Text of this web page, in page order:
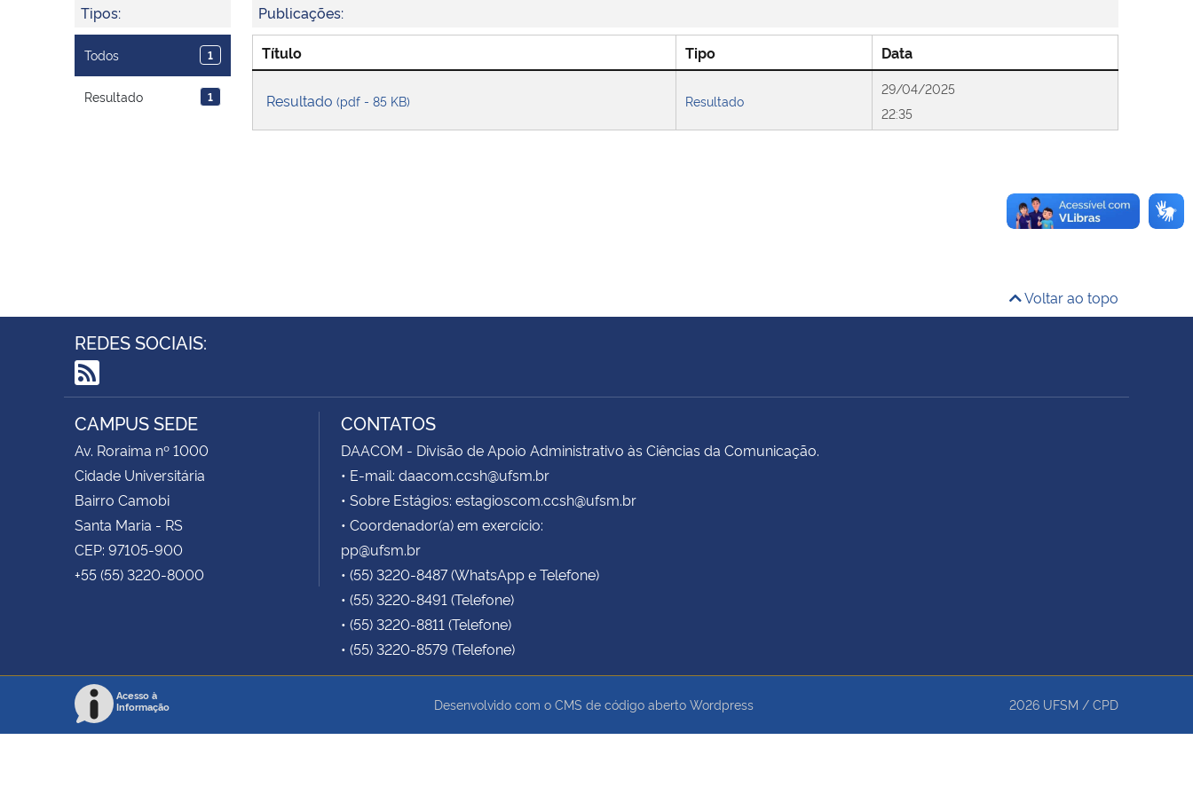
Tipos:
Todos 1
Resultado 1
Publicações:
Título Tipo Data
Resultado (pdf - 85 KB) Resultado
29/04/2025
22:35
Voltar ao topo
REDES SOCIAIS:
RSS
CAMPUS SEDE
Av. Roraima nº 1000
Cidade Universitária
Bairro Camobi
Santa Maria - RS
CEP: 97105-900
+55 (55) 3220-8000
CONTATOS
DAACOM - Divisão de Apoio Administrativo às Ciências da Comunicação.
• E-mail: daacom.ccsh@ufsm.br
• Sobre Estágios: estagioscom.ccsh@ufsm.br
• Coordenador(a) em exercício:
pp@ufsm.br
• (55) 3220-8487 (WhatsApp e Telefone)
• (55) 3220-8491 (Telefone)
• (55) 3220-8811 (Telefone)
• (55) 3220-8579 (Telefone)
Acesso à
Informação
Desenvolvido com o CMS de código aberto Wordpress 2026 UFSM / CPD